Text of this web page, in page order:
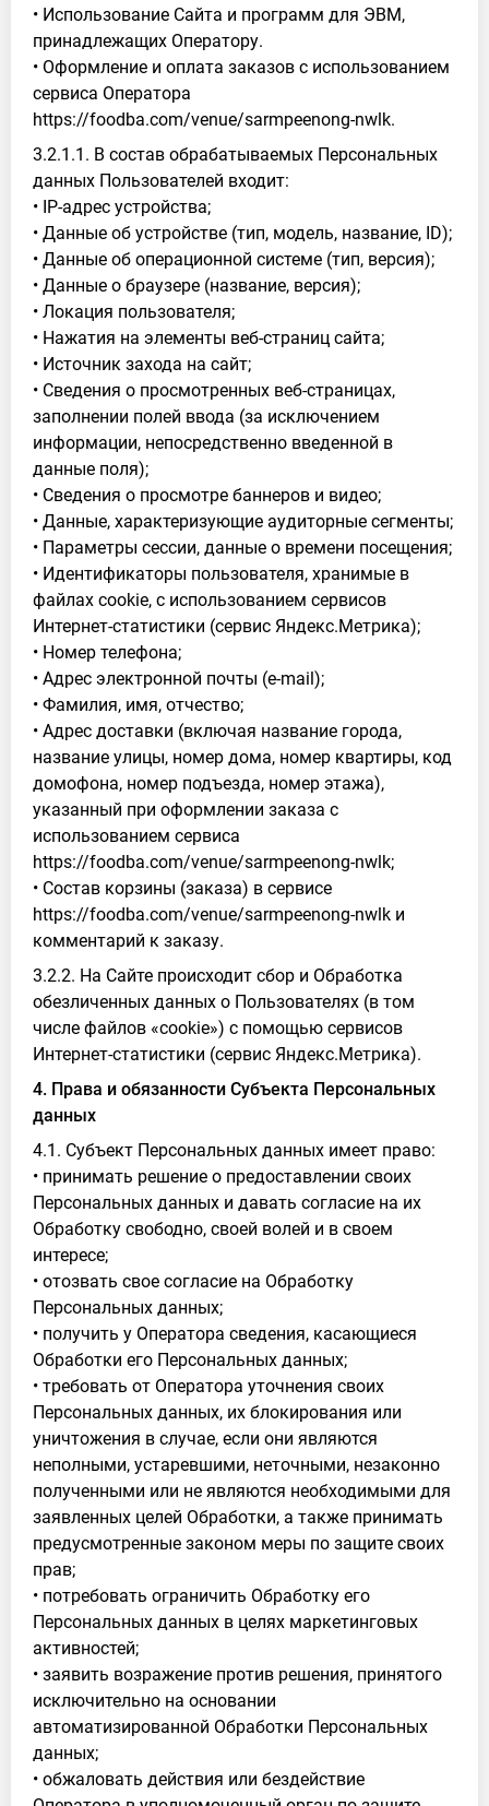
• Использование Сайта и программ для ЭВМ,
принадлежащих Оператору.
• Оформление и оплата заказов с использованием
сервиса Оператора
https://foodba.com/venue/sarmpeenong-nwlk.
3.2.1.1. В состав обрабатываемых Персональных
данных Пользователей входит:
• IP-адрес устройства;
• Данные об устройстве (тип, модель, название, ID);
• Данные об операционной системе (тип, версия);
• Данные о браузере (название, версия);
• Локация пользователя;
• Нажатия на элементы веб-страниц сайта;
• Источник захода на сайт;
• Сведения о просмотренных веб-страницах,
заполнении полей ввода (за исключением
информации, непосредственно введенной в
данные поля);
• Сведения о просмотре баннеров и видео;
• Данные, характеризующие аудиторные сегменты;
• Параметры сессии, данные о времени посещения;
• Идентификаторы пользователя, хранимые в
файлах cookie, с использованием сервисов
Интернет-статистики (сервис Яндекс.Метрика);
• Номер телефона;
• Адрес электронной почты (e-mail);
• Фамилия, имя, отчество;
• Адрес доставки (включая название города,
название улицы, номер дома, номер квартиры, код
домофона, номер подъезда, номер этажа),
указанный при оформлении заказа с
использованием сервиса
https://foodba.com/venue/sarmpeenong-nwlk;
• Состав корзины (заказа) в сервисе
https://foodba.com/venue/sarmpeenong-nwlk и
комментарий к заказу.
3.2.2. На Сайте происходит сбор и Обработка
обезличенных данных о Пользователях (в том
числе файлов «cookie») с помощью сервисов
Интернет-статистики (сервис Яндекс.Метрика).
4. Права и обязанности Субъекта Персональных
данных
4.1. Субъект Персональных данных имеет право:
• принимать решение о предоставлении своих
Персональных данных и давать согласие на их
Обработку свободно, своей волей и в своем
интересе;
• отозвать свое согласие на Обработку
Персональных данных;
• получить у Оператора сведения, касающиеся
Обработки его Персональных данных;
• требовать от Оператора уточнения своих
Персональных данных, их блокирования или
уничтожения в случае, если они являются
неполными, устаревшими, неточными, незаконно
полученными или не являются необходимыми для
заявленных целей Обработки, а также принимать
предусмотренные законом меры по защите своих
прав;
• потребовать ограничить Обработку его
Персональных данных в целях маркетинговых
активностей;
• заявить возражение против решения, принятого
исключительно на основании
автоматизированной Обработки Персональных
данных;
• обжаловать действия или бездействие